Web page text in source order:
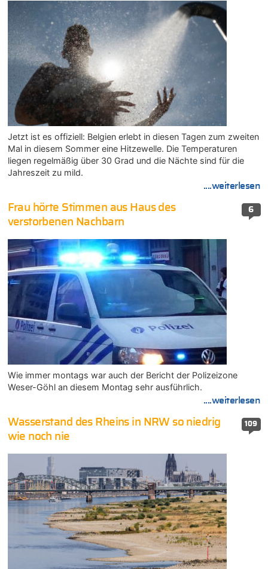
Jetzt ist es offiziell: Belgien erlebt in diesen Tagen zum zweiten
Mal in diesem Sommer eine Hitzewelle. Die Temperaturen
liegen regelmäßig über 30 Grad und die Nächte sind für die
Jahreszeit zu mild.
....weiterlesen
6
Frau hörte Stimmen aus Haus des
verstorbenen Nachbarn
Wie immer montags war auch der Bericht der Polizeizone
Weser-Göhl an diesem Montag sehr ausführlich.
....weiterlesen
109
Wasserstand des Rheins in NRW so niedrig
wie noch nie